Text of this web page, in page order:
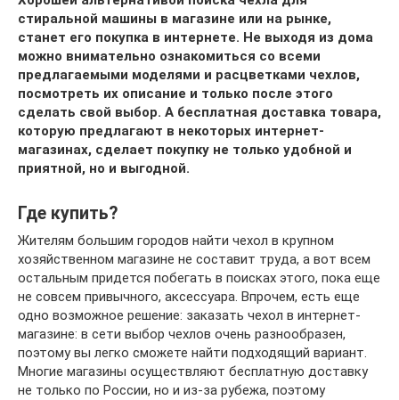
стиральной машины в магазине или на рынке,
станет его покупка в интернете. Не выходя из дома
можно внимательно ознакомиться со всеми
предлагаемыми моделями и расцветками чехлов,
посмотреть их описание и только после этого
сделать свой выбор. А бесплатная доставка товара,
которую предлагают в некоторых интернет-
магазинах, сделает покупку не только удобной и
приятной, но и выгодной.
Где купить?
Жителям большим городов найти чехол в крупном
хозяйственном магазине не составит труда, а вот всем
остальным придется побегать в поисках этого, пока еще
не совсем привычного, аксессуара. Впрочем, есть еще
одно возможное решение: заказать чехол в интернет-
магазине: в сети выбор чехлов очень разнообразен,
поэтому вы легко сможете найти подходящий вариант.
Многие магазины осуществляют бесплатную доставку
не только по России, но и из-за рубежа, поэтому